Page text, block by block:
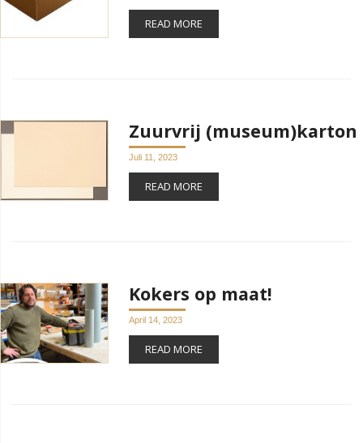
READ MORE
Zuurvrij (museum)karton
Juli 11, 2023
READ MORE
Kokers op maat!
April 14, 2023
READ MORE